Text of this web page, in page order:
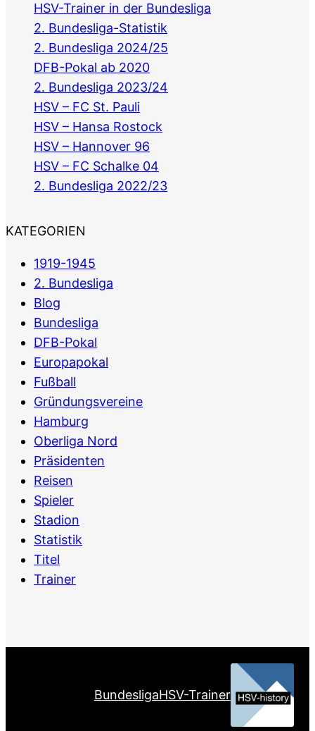
HSV-Trainer in der Bundesliga
2. Bundesliga-Statistik
2. Bundesliga 2024/25
DFB-Pokal ab 2020
2. Bundesliga 2023/24
HSV – FC St. Pauli
HSV – Hansa Rostock
HSV – Hannover 96
HSV – FC Schalke 04
2. Bundesliga 2022/23
KATEGORIEN
1919-1945
2. Bundesliga
Blog
Bundesliga
DFB-Pokal
Europapokal
Fußball
Gründungsvereine
Hamburg
Oberliga Nord
Präsidenten
Reisen
Spieler
Stadion
Statistik
Titel
Trainer
BundesligaHSV-Trainer